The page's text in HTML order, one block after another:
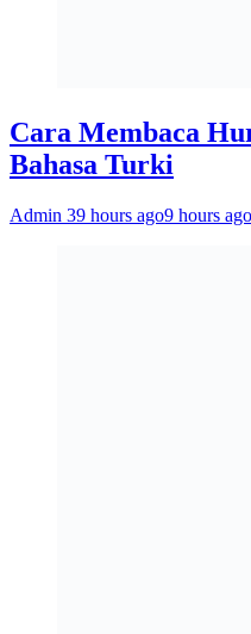
Cara Membaca
Bahasa Turki
Admin 39 hours ago9 hours ago